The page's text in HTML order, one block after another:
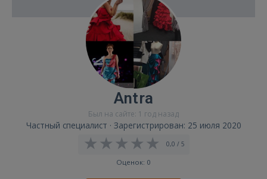
Antra
Был на сайте: 1 год назад
Частный специалист · Зарегистрирован: 25 июля 2020
0,0 / 5
Оценок: 0